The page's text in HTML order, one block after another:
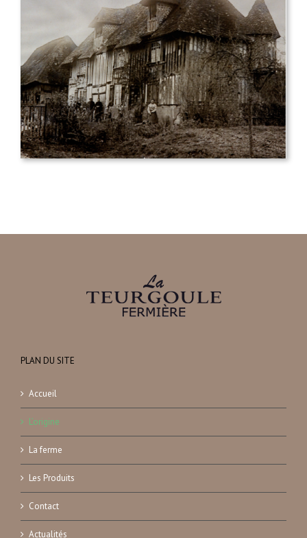
PLAN DU SITE
Accueil
L’origine
La ferme
Les Produits
Contact
Actualités